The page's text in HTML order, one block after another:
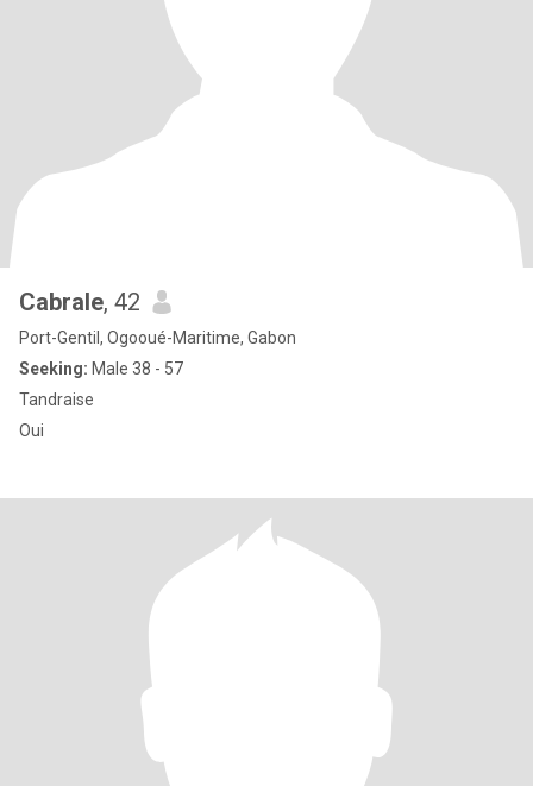
Cabrale, 42
Port-Gentil, Ogooué-Maritime, Gabon
Seeking: Male 38 - 57
Tandraise
Oui